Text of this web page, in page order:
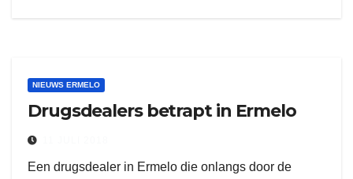
NIEUWS ERMELO
Drugsdealers betrapt in Ermelo
Een drugsdealer in Ermelo die onlangs door de